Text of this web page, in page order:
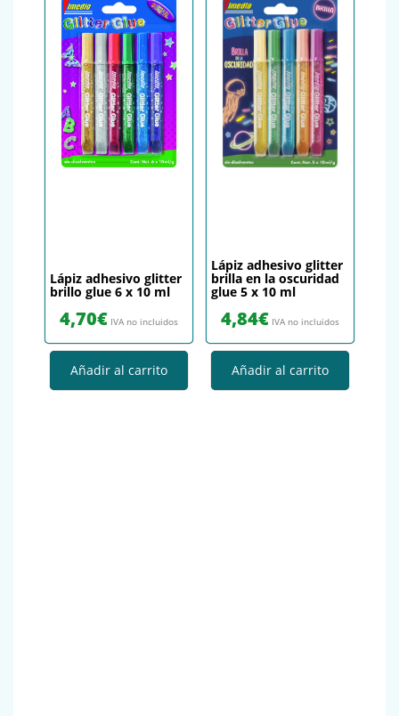
Lápiz adhesivo glitter
brillo glue 6 x 10 ml
4,70€ IVA no incluidos
Añadir al carrito
Lápiz adhesivo glitter
brilla en la oscuridad
glue 5 x 10 ml
4,84€ IVA no incluidos
Añadir al carrito